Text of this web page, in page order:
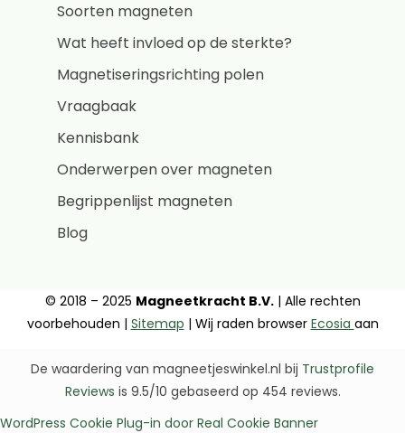
Soorten magneten
Wat heeft invloed op de sterkte?
Magnetiseringsrichting polen
Vraagbaak
Kennisbank
Onderwerpen over magneten
Begrippenlijst magneten
Blog
© 2018 – 2025 Magneetkracht B.V.| Alle rechten
voorbehouden | Sitemap | Wij raden browser Ecosia aan
De waardering van magneetjeswinkel.nl bij Trustprofile
Reviews is 9.5/10 gebaseerd op 454 reviews.
WordPress Cookie Plug-in door Real Cookie Banner